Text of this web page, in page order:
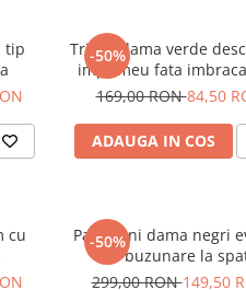
tip
-50%
Tricou dama verde
imprimeu fata
alb si inghetata in
169,00 RON84,50
ADAUGA IN COS
cu
-50%
Pantaloni dama negri
cu buzunare la
299,00 RON149,50